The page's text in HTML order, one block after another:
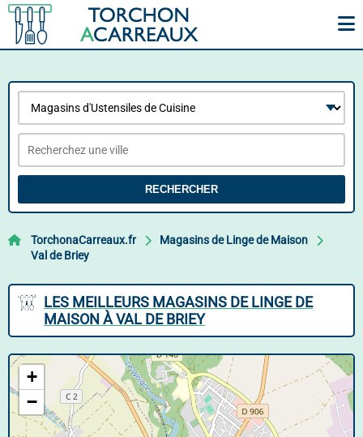
RECHERCHER
TorchonaCarreaux.fr
Magasins de Linge de Maison
Val de Briey
LES MEILLEURS MAGASINS DE LINGE DE
MAISON À VAL DE BRIEY
+
−